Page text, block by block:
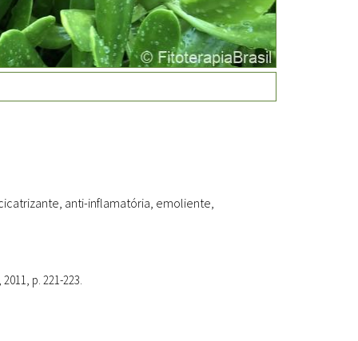
anti-inflamatória, emoliente,
p. 221-223.